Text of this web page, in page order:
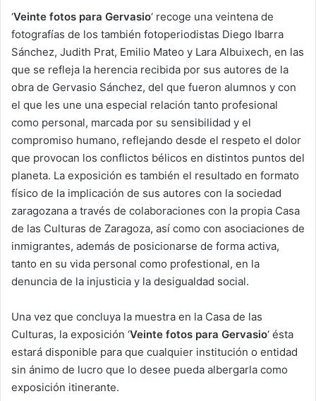
‘Veinte fotos para Gervasio‘ recoge una veintena de
fotografías de los también fotoperiodistas Diego Ibarra
Sánchez, Judith Prat, Emilio Mateo y Lara Albuixech, en las
que se refleja la herencia recibida por sus autores de la
obra de Gervasio Sánchez, del que fueron alumnos y con
el que les une una especial relación tanto profesional
como personal, marcada por su sensibilidad y el
compromiso humano, reflejando desde el respeto el dolor
que provocan los conflictos bélicos en distintos puntos del
planeta. La exposición es también el resultado en formato
físico de la implicación de sus autores con la sociedad
zaragozana a través de colaboraciones con la propia Casa
de las Culturas de Zaragoza, así como con asociaciones de
inmigrantes, además de posicionarse de forma activa,
tanto en su vida personal como profestional, en la
denuncia de la injusticia y la desigualdad social.
Una vez que concluya la muestra en la Casa de las
Culturas, la exposición ‘Veinte fotos para Gervasio‘ ésta
estará disponible para que cualquier institución o entidad
sin ánimo de lucro que lo desee pueda albergarla como
exposición itinerante.